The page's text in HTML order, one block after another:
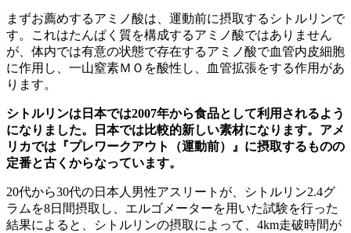
まずお薦めするアミノ酸は、運動前に摂取するシトルリンで
す。これはたんぱく質を構成するアミノ酸ではありません
が、体内では有意の状態で存在するアミノ酸で血管内皮細胞
に作用し、一山窒素ＭＯを酸性し、血管拡張をする作用があ
ります。
シトルリンは日本では2007年から食品として利用されるよう
になりました。日本では比較的新しい素材になります。アメ
リカでは『プレワークアウト（運動前）』に摂取するものの
定番と古くからなっています。
20代から30代の日本人男性アスリートが、シトルリン2.4グ
ラムを8日間摂取し、エルゴメーターを用いた試験を行った
結果によると、シトルリンの摂取によって、4km走破時間が